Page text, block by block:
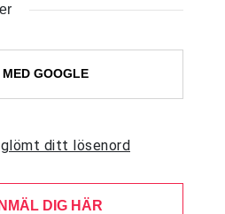
GOOGLE
glömt ditt lösenord
DIG HÄR